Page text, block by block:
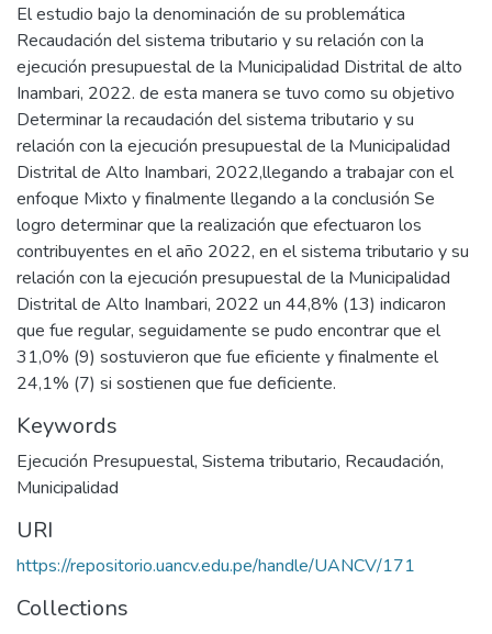
El estudio bajo la denominación de su problemática
Recaudación del sistema tributario y su relación con la
ejecución presupuestal de la Municipalidad Distrital de alto
Inambari, 2022. de esta manera se tuvo como su objetivo
Determinar la recaudación del sistema tributario y su
relación con la ejecución presupuestal de la Municipalidad
Distrital de Alto Inambari, 2022,llegando a trabajar con el
enfoque Mixto y finalmente llegando a la conclusión Se
logro determinar que la realización que efectuaron los
contribuyentes en el año 2022, en el sistema tributario y su
relación con la ejecución presupuestal de la Municipalidad
Distrital de Alto Inambari, 2022 un 44,8% (13) indicaron
que fue regular, seguidamente se pudo encontrar que el
31,0% (9) sostuvieron que fue eficiente y finalmente el
24,1% (7) si sostienen que fue deficiente.
Keywords
Ejecución Presupuestal, Sistema tributario, Recaudación,
Municipalidad
URI
https://repositorio.uancv.edu.pe/handle/UANCV/171
Collections